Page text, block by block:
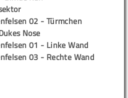
02 - Türmchen
Nose
01 - Linke Wand
03 - Rechte Wand